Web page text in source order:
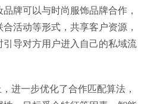
牌可以与时尚服饰品牌合作，
活动等形式，共享客户资源，
导对方用户进入自己的私域流
进一步优化了合作匹配算法，